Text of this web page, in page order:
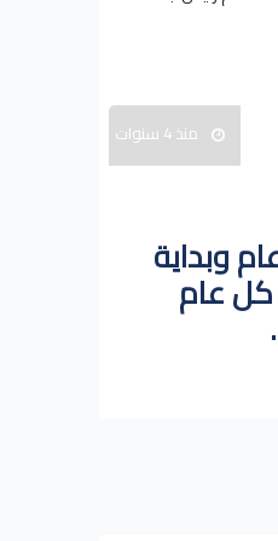
منذ 4 سنوات
وبداية
كل عام